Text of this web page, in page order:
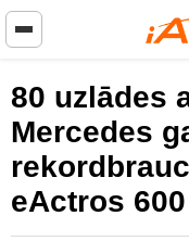
80 uzlādes
Mercedes
eActros 600